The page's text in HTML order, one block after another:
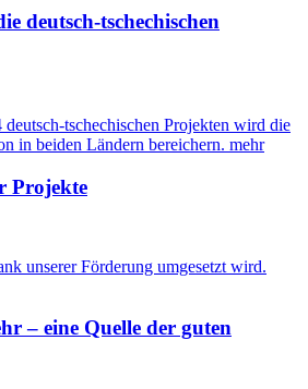
deutsch-tschechischen
tschechischen Projekten wird die
in beiden Ländern bereichern. mehr
Projekte
unserer Förderung umgesetzt wird.
– eine Quelle der guten